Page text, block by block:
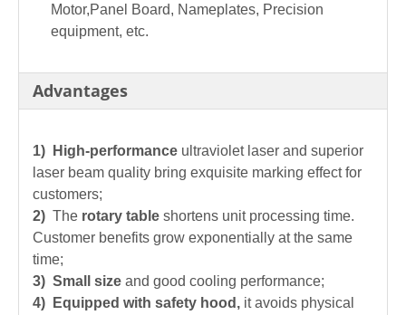
Motor,Panel Board, Nameplates, Precision
equipment, etc.
Advantages
1) High-performance ultraviolet laser and superior
laser beam quality bring exquisite marking effect for
customers;
2) The rotary table shortens unit processing time.
Customer benefits grow exponentially at the same
time;
3) Small size and good cooling performance;
4) Equipped with safety hood, it avoids physical